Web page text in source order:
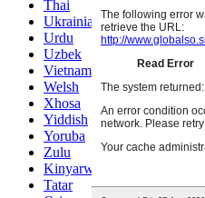
Thai
Ukrainian
Urdu
Uzbek
Vietnamese
Welsh
Xhosa
Yiddish
Yoruba
Zulu
Kinyarwanda
Tatar